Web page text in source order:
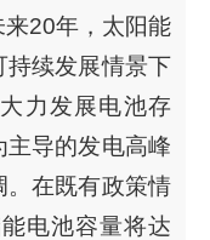
20年，太阳能
持续发展情景下
力发展电池存
导的发电高峰
。在既有政策情
电池容量将达